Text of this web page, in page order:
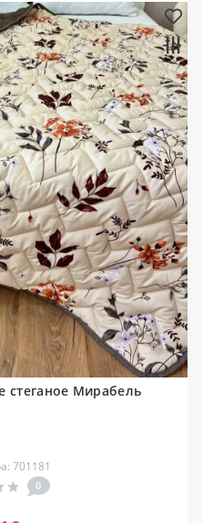
стеганое Мирабель
701181
0